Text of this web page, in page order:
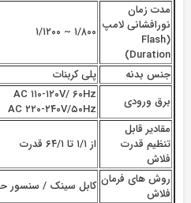
مدت زمان
نورافشانی لامپ
(Flash
Duration)
۱/۸۰۰ ~ ۱/۱۲۰۰
جنس بدنه
پلی کربنات
برق ورودی
AC ۱۱۰-۱۲۰V/ ۶۰Hz
AC ۲۲۰-۲۴۰V/۵۰Hz
مقادیر قابل
تنظیم قدرت
فلاش
از ۱/۱ تا ۶۴/۱ قدرت
روش های فرمان
فلاش
کابل سینک / سنسور